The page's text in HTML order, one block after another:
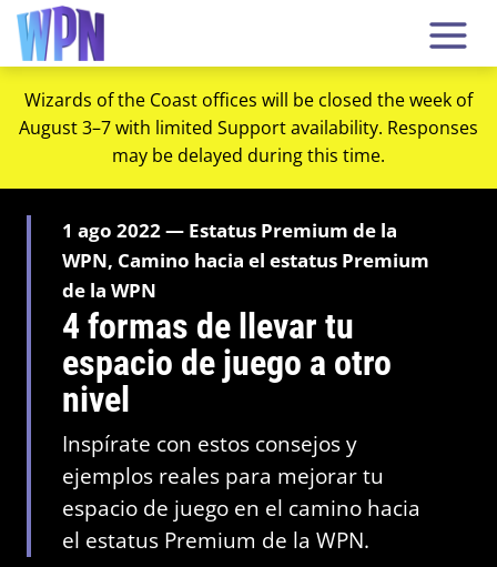
Wizards of the Coast offices will be closed the week of
August 3–7 with limited Support availability. Responses
may be delayed during this time.
1 ago 2022 — Estatus Premium de la
WPN, Camino hacia el estatus Premium
de la WPN
4 formas de llevar tu
espacio de juego a otro
nivel
Inspírate con estos consejos y
ejemplos reales para mejorar tu
espacio de juego en el camino hacia
el estatus Premium de la WPN.